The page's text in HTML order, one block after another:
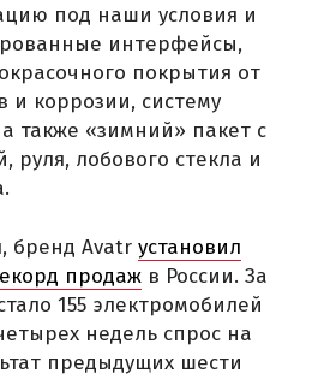
под наши условия и
интерфейсы,
покрытия от
и коррозии, систему
также «зимний» пакет с
руля, лобового стекла и
бренд Avatr установил
продаж в России. За
155 электромобилей
недель спрос на
предыдущих шести